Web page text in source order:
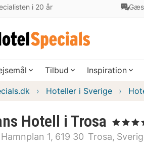
i 20 år
Tilbud Inspiration
Hoteller i Sverige
Hotell i Trosa , 4 Stjerner
1 619 30 Trosa